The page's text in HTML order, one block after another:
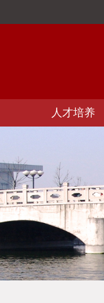
人才培养